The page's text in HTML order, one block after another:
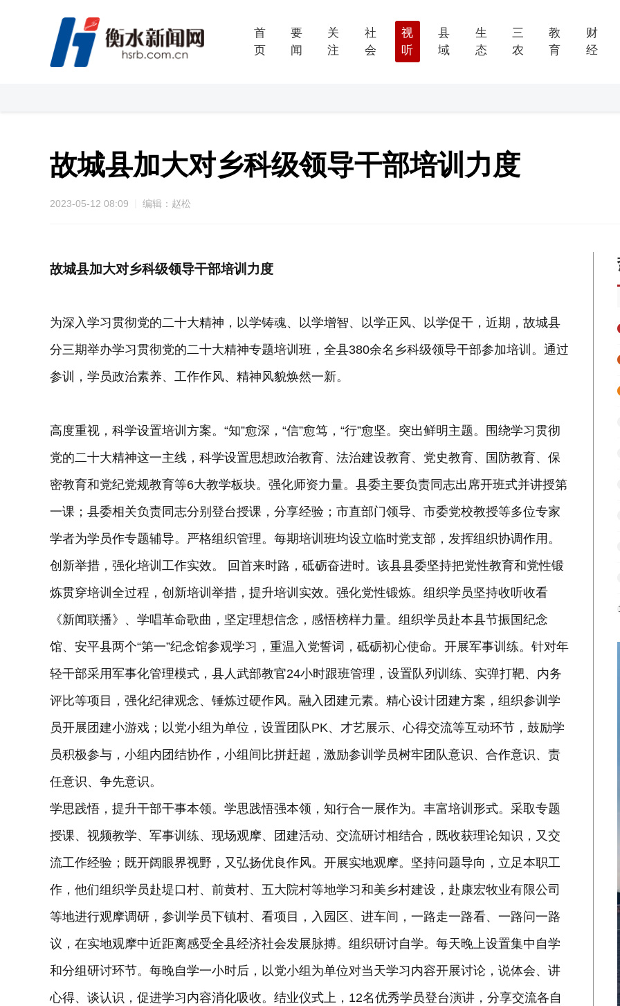
首
页
要
闻
关
注
社
会
视
听
县
域
生
态
三
农
教
育
财
经
故城县加大对乡科级领导干部培训力度
2023-05-12 08:09 编辑：赵松
故城县加大对乡科级领导干部培训力度
为深入学习贯彻党的二十大精神，以学铸魂、以学增智、以学正风、以学促干，近期，故城县
分三期举办学习贯彻党的二十大精神专题培训班，全县380余名乡科级领导干部参加培训。通过
参训，学员政治素养、工作作风、精神风貌焕然一新。
高度重视，科学设置培训方案。“知”愈深，“信”愈笃，“行”愈坚。突出鲜明主题。围绕学习贯彻
党的二十大精神这一主线，科学设置思想政治教育、法治建设教育、党史教育、国防教育、保
密教育和党纪党规教育等6大教学板块。强化师资力量。县委主要负责同志出席开班式并讲授第
一课；县委相关负责同志分别登台授课，分享经验；市直部门领导、市委党校教授等多位专家
学者为学员作专题辅导。严格组织管理。每期培训班均设立临时党支部，发挥组织协调作用。
创新举措，强化培训工作实效。 回首来时路，砥砺奋进时。该县县委坚持把党性教育和党性锻
炼贯穿培训全过程，创新培训举措，提升培训实效。强化党性锻炼。组织学员坚持收听收看
《新闻联播》、学唱革命歌曲，坚定理想信念，感悟榜样力量。组织学员赴本县节振国纪念
馆、安平县两个“第一”纪念馆参观学习，重温入党誓词，砥砺初心使命。开展军事训练。针对年
轻干部采用军事化管理模式，县人武部教官24小时跟班管理，设置队列训练、实弹打靶、内务
评比等项目，强化纪律观念、锤炼过硬作风。融入团建元素。精心设计团建方案，组织参训学
员开展团建小游戏；以党小组为单位，设置团队PK、才艺展示、心得交流等互动环节，鼓励学
员积极参与，小组内团结协作，小组间比拼赶超，激励参训学员树牢团队意识、合作意识、责
任意识、争先意识。
学思践悟，提升干部干事本领。学思践悟强本领，知行合一展作为。丰富培训形式。采取专题
授课、视频教学、军事训练、现场观摩、团建活动、交流研讨相结合，既收获理论知识，又交
流工作经验；既开阔眼界视野，又弘扬优良作风。开展实地观摩。坚持问题导向，立足本职工
作，他们组织学员赴堤口村、前黄村、五大院村等地学习和美乡村建设，赴康宏牧业有限公司
等地进行观摩调研，参训学员下镇村、看项目，入园区、进车间，一路走一路看、一路问一路
议，在实地观摩中近距离感受全县经济社会发展脉搏。组织研讨自学。每天晚上设置集中自学
和分组研讨环节。每晚自学一小时后，以党小组为单位对当天学习内容开展讨论，说体会、讲
心得、谈认识，促进学习内容消化吸收。结业仪式上，12名优秀学员登台演讲，分享交流各自